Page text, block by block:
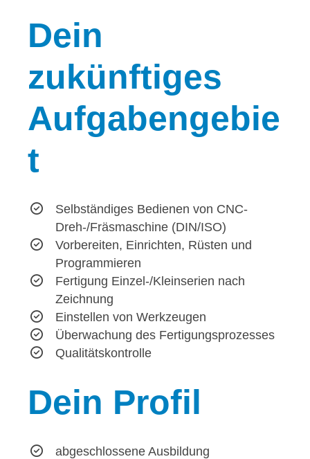
Dein
zukünftiges
Aufgabengebie
t
Selbständiges Bedienen von CNC-
Dreh-/Fräsmaschine (DIN/ISO)
Vorbereiten, Einrichten, Rüsten und
Programmieren
Fertigung Einzel-/Kleinserien nach
Zeichnung
Einstellen von Werkzeugen
Überwachung des Fertigungsprozesses
Qualitätskontrolle
Dein Profil
abgeschlossene Ausbildung